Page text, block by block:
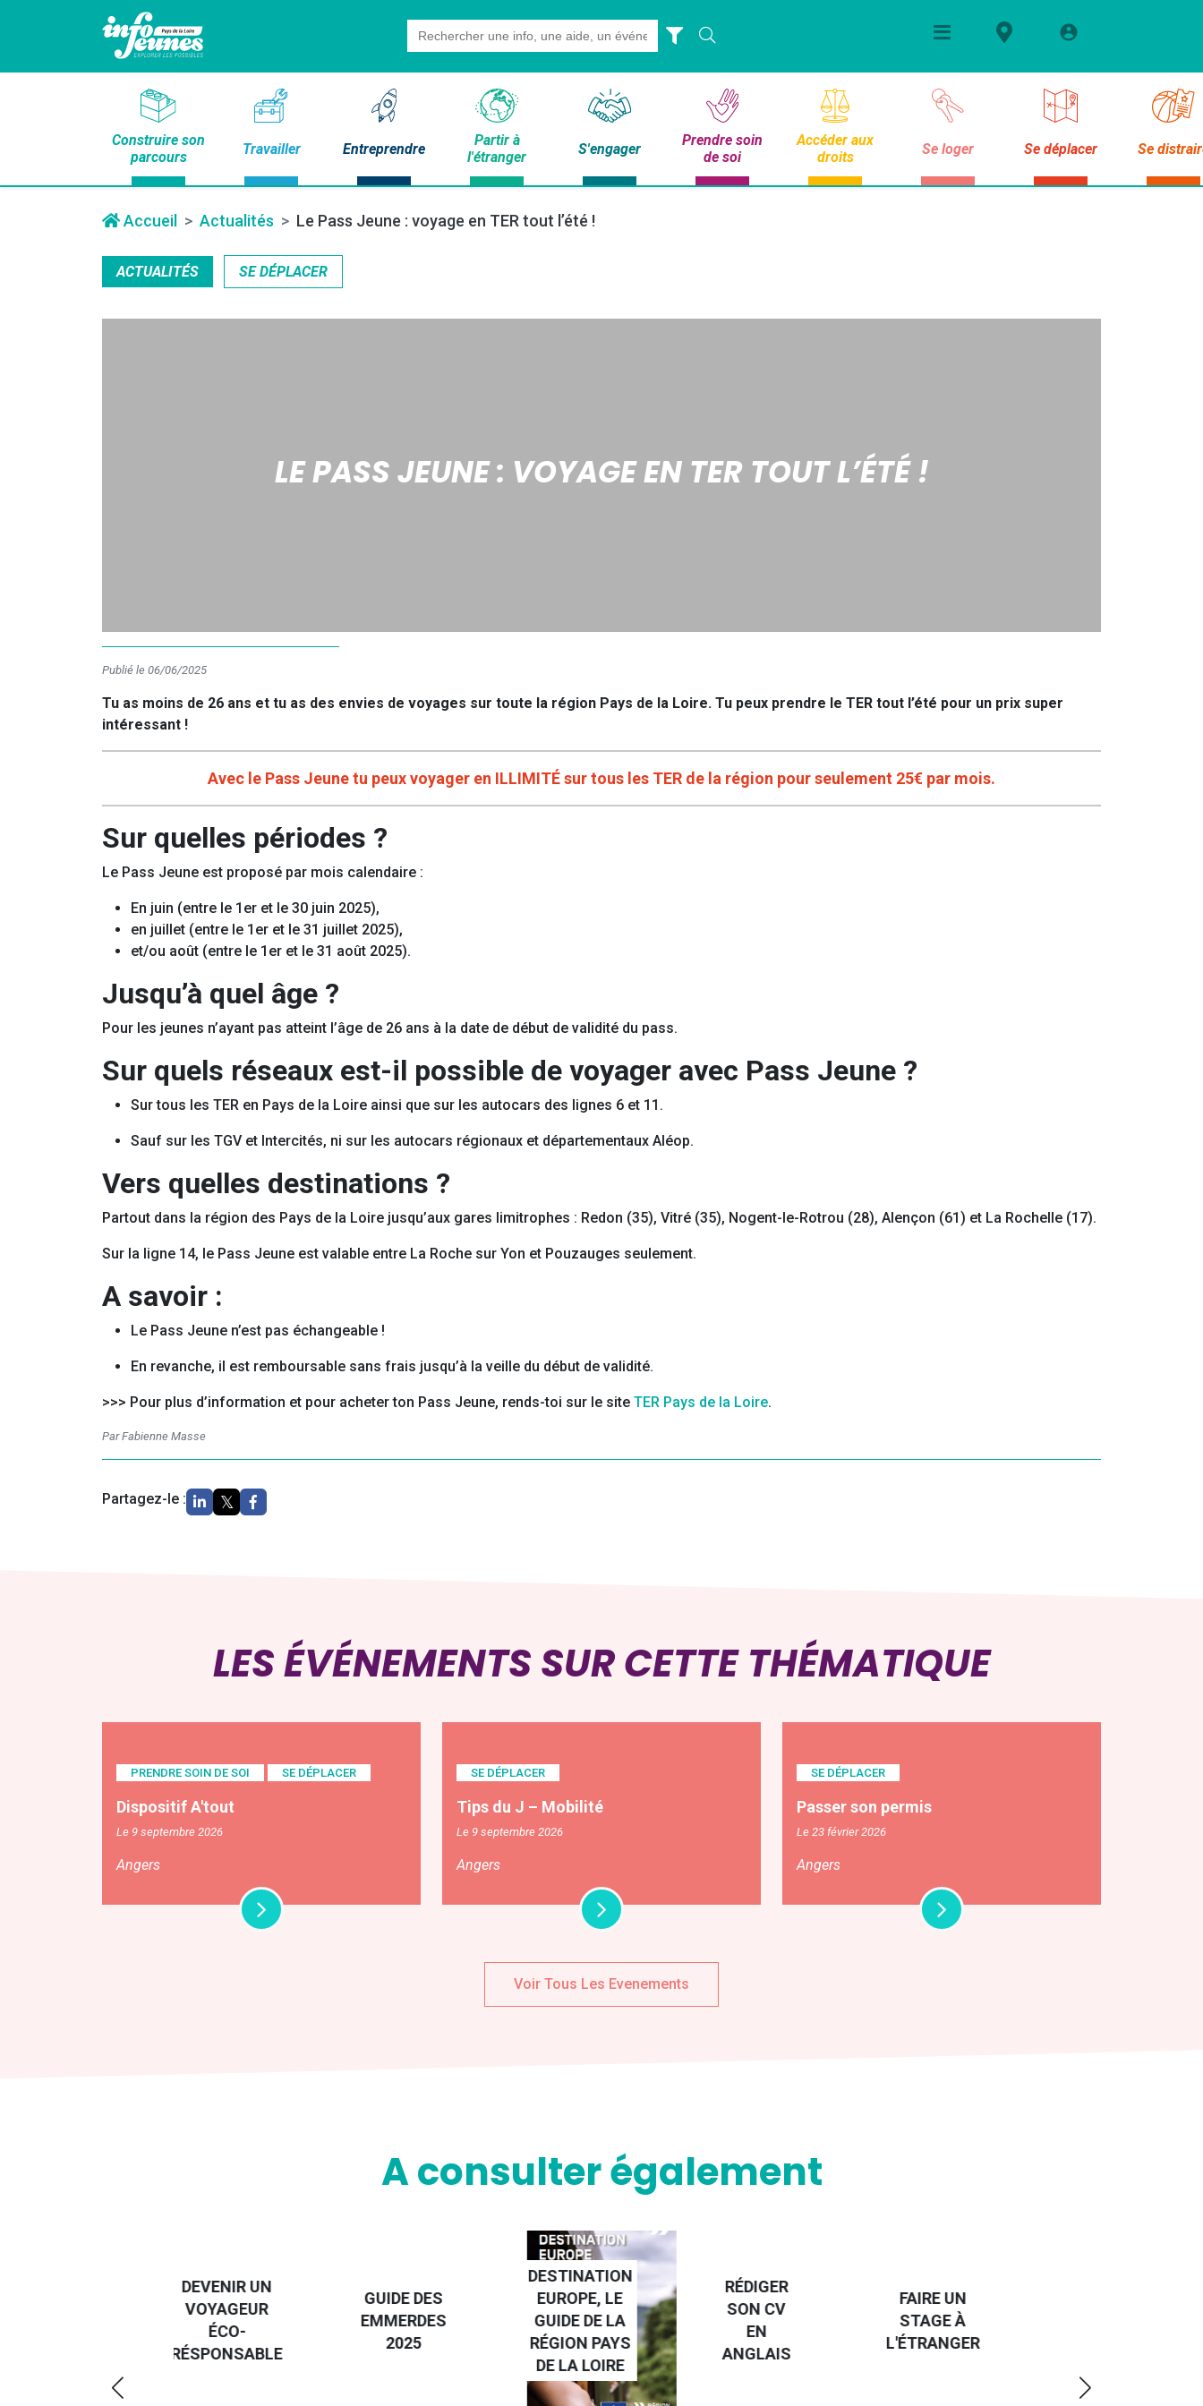
Search
for:
Construire son
parcours
Travailler Entreprendre
Partir à
l'étranger
S'engager
Prendre soin
de soi
Accéder aux
droits
Se loger Se déplacer Se
Accueil Actualités Le Pass Jeune : voyage en TER tout l’été !
ACTUALITÉS SE DÉPLACER
LE PASS JEUNE : VOYAGE EN TER TOUT L’ÉTÉ !
Publié le 06/06/2025
Tu as moins de 26 ans et tu as des envies de voyages sur toute la région Pays de la Loire. Tu peux prendre le TER tout l’été pour un prix super
intéressant !
Avec le Pass Jeune tu peux voyager en ILLIMITÉ sur tous les TER de la région pour seulement 25€ par mois.
Sur quelles périodes ?
Le Pass Jeune est proposé par mois calendaire :
En juin (entre le 1er et le 30 juin 2025),
en juillet (entre le 1er et le 31 juillet 2025),
et/ou août (entre le 1er et le 31 août 2025).
Jusqu’à quel âge ?
Pour les jeunes n’ayant pas atteint l’âge de 26 ans à la date de début de validité du pass.
Sur quels réseaux est-il possible de voyager avec Pass Jeune ?
Sur tous les TER en Pays de la Loire ainsi que sur les autocars des lignes 6 et 11.
Sauf sur les TGV et Intercités, ni sur les autocars régionaux et départementaux Aléop.
Vers quelles destinations ?
Partout dans la région des Pays de la Loire jusqu’aux gares limitrophes : Redon (35), Vitré (35), Nogent-le-Rotrou (28), Alençon (61) et La Rochelle (17).
Sur la ligne 14, le Pass Jeune est valable entre La Roche sur Yon et Pouzauges seulement.
A savoir :
Le Pass Jeune n’est pas échangeable !
En revanche, il est remboursable sans frais jusqu’à la veille du début de validité.
>>> Pour plus d’information et pour acheter ton Pass Jeune, rends-toi sur le site TER Pays de la Loire.
Par Fabienne Masse
Partagez-le :
LES ÉVÉNEMENTS SUR CETTE THÉMATIQUE
PRENDRE SOIN DE SOI SE DÉPLACER
Dispositif A'tout
Le 9 septembre 2026
Angers
SE DÉPLACER
Tips du J – Mobilité
Le 9 septembre 2026
Angers
SE DÉPLACER
Passer son permis
Le 23 février 2026
Angers
Voir Tous Les Evenements
A consulter également
GUIDE DES
EMMERDES
2025
EUROPE, LE
GUIDE DE LA
RÉGION PAYS
RÉDIGER
SON CV
EN
ANGLAIS
FAIRE UN
STAGE À
L'ÉTRANGER
TROUVER
UN JOB À
L'ÉTRANGER